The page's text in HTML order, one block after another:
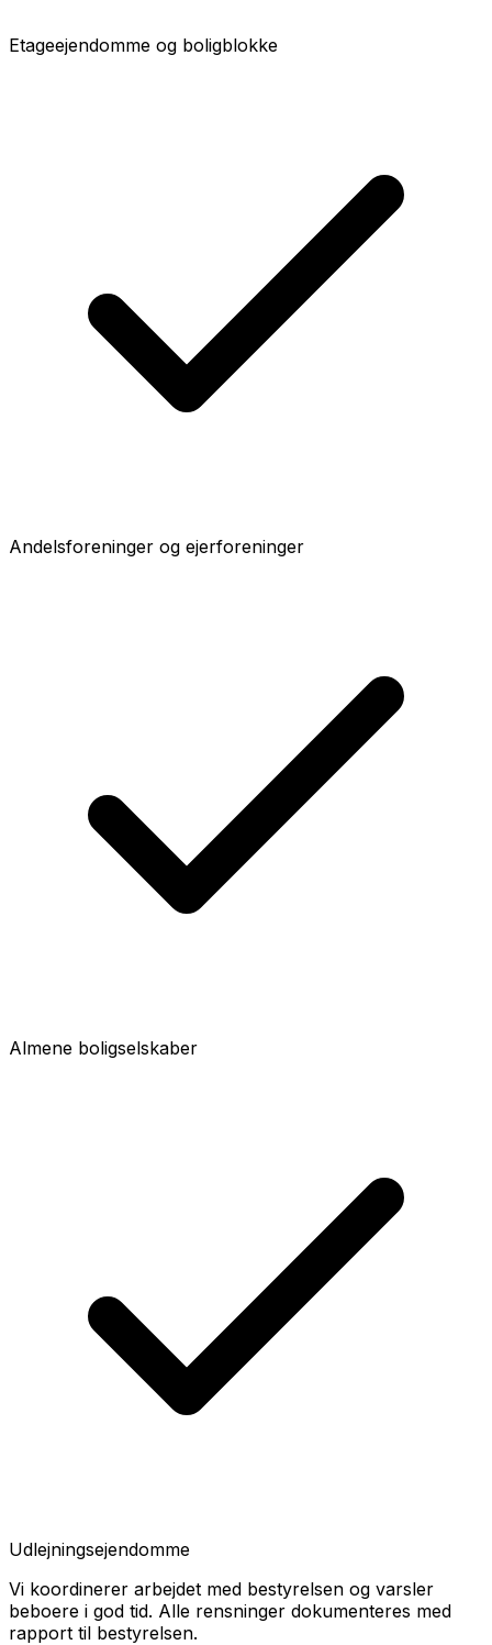
Etageejendomme og boligblokke
Andelsforeninger og ejerforeninger
Almene boligselskaber
Udlejningsejendomme
Vi koordinerer arbejdet med bestyrelsen og varsler
beboere i god tid. Alle rensninger dokumenteres med
rapport til bestyrelsen.